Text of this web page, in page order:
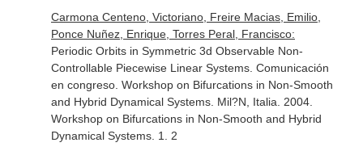
Carmona Centeno, Victoriano, Freire Macias, Emilio,
Ponce Nuñez, Enrique, Torres Peral, Francisco:
Periodic Orbits in Symmetric 3d Observable Non-
Controllable Piecewise Linear Systems. Comunicación
en congreso. Workshop on Bifurcations in Non-Smooth
and Hybrid Dynamical Systems. Mil?N, Italia. 2004.
Workshop on Bifurcations in Non-Smooth and Hybrid
Dynamical Systems. 1. 2